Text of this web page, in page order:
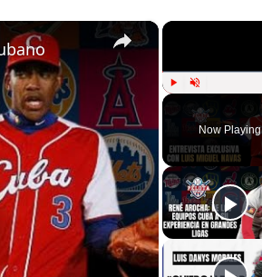
Now Playing
×